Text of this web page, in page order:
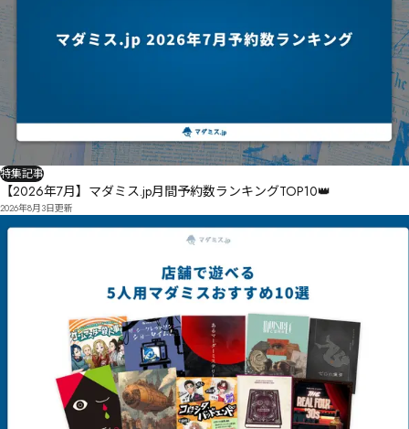
特集記事
【2026年7月】マダミス.jp月間予約数ランキングTOP10👑
2026年8月3日更新